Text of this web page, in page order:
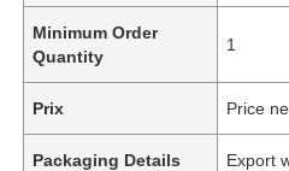
Minimum Order
Quantity
1
Prix Price
Packaging Details Export